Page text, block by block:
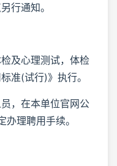
行通知。
及心理测试，体检
准(试行)》执行。
，在本单位官网公
理聘用手续。